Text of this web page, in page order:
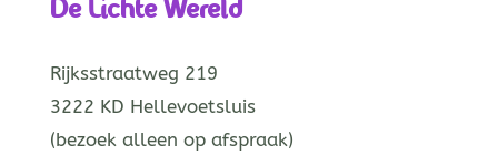
De Lichte Wereld
Rijksstraatweg 219
3222 KD Hellevoetsluis
(bezoek alleen op afspraak)